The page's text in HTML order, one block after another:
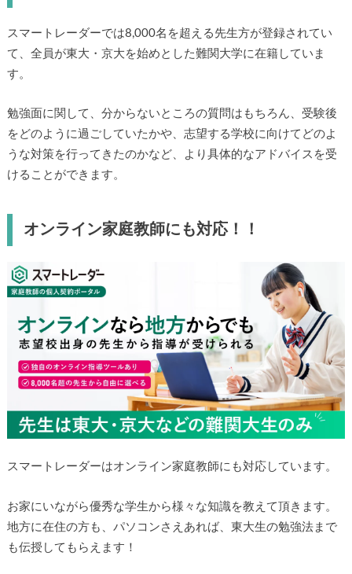
スマートレーダーでは8,000名を超える先生方が登録されてい
て、全員が東大・京大を始めとした難関大学に在籍していま
す。
勉強面に関して、分からないところの質問はもちろん、受験後
をどのように過ごしていたかや、志望する学校に向けてどのよ
うな対策を行ってきたのかなど、より具体的なアドバイスを受
けることができます。
オンライン家庭教師にも対応！！
スマートレーダーはオンライン家庭教師にも対応しています。
お家にいながら優秀な学生から様々な知識を教えて頂きます。
地方に在住の方も、パソコンさえあれば、東大生の勉強法まで
も伝授してもらえます！